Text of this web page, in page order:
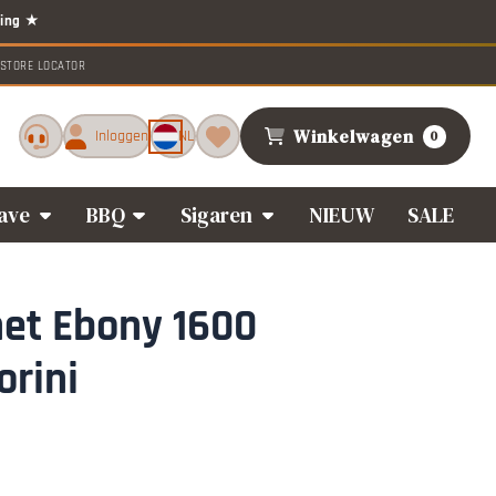
STORE LOCATOR
Inloggen NL Winkelwagen 0
BBQ Sigaren NIEUW SALE
Ebony 1600